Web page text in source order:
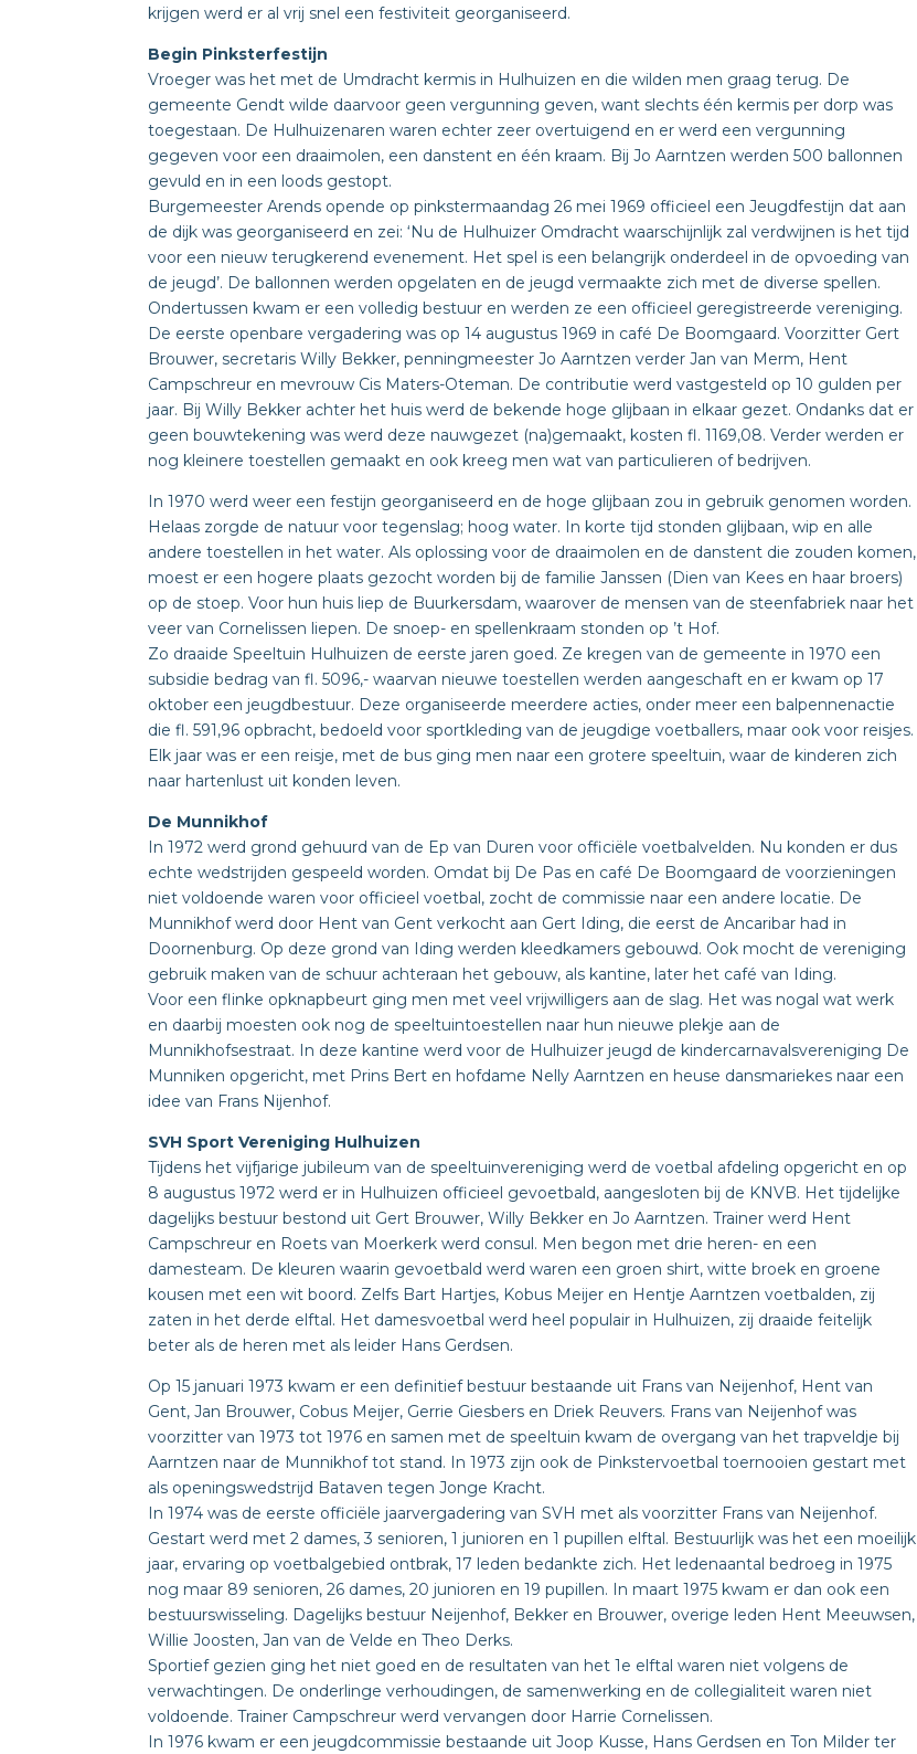
krijgen werd er al vrij snel een festiviteit georganiseerd.
Begin Pinksterfestijn
Vroeger was het met de Umdracht kermis in Hulhuizen en die wilden men graag terug. De
gemeente Gendt wilde daarvoor geen vergunning geven, want slechts één kermis per dorp was
toegestaan. De Hulhuizenaren waren echter zeer overtuigend en er werd een vergunning
gegeven voor een draaimolen, een danstent en één kraam. Bij Jo Aarntzen werden 500 ballonnen
gevuld en in een loods gestopt.
Burgemeester Arends opende op pinkstermaandag 26 mei 1969 officieel een Jeugdfestijn dat aan
de dijk was georganiseerd en zei: ‘Nu de Hulhuizer Omdracht waarschijnlijk zal verdwijnen is het tijd
voor een nieuw terugkerend evenement. Het spel is een belangrijk onderdeel in de opvoeding van
de jeugd’. De ballonnen werden opgelaten en de jeugd vermaakte zich met de diverse spellen.
Ondertussen kwam er een volledig bestuur en werden ze een officieel geregistreerde vereniging.
De eerste openbare vergadering was op 14 augustus 1969 in café De Boomgaard. Voorzitter Gert
Brouwer, secretaris Willy Bekker, penningmeester Jo Aarntzen verder Jan van Merm, Hent
Campschreur en mevrouw Cis Maters-Oteman. De contributie werd vastgesteld op 10 gulden per
jaar. Bij Willy Bekker achter het huis werd de bekende hoge glijbaan in elkaar gezet. Ondanks dat er
geen bouwtekening was werd deze nauwgezet (na)gemaakt, kosten fl. 1169,08. Verder werden er
nog kleinere toestellen gemaakt en ook kreeg men wat van particulieren of bedrijven.
In 1970 werd weer een festijn georganiseerd en de hoge glijbaan zou in gebruik genomen worden.
Helaas zorgde de natuur voor tegenslag; hoog water. In korte tijd stonden glijbaan, wip en alle
andere toestellen in het water. Als oplossing voor de draaimolen en de danstent die zouden komen,
moest er een hogere plaats gezocht worden bij de familie Janssen (Dien van Kees en haar broers)
op de stoep. Voor hun huis liep de Buurkersdam, waarover de mensen van de steenfabriek naar het
veer van Cornelissen liepen. De snoep- en spellenkraam stonden op ’t Hof.
Zo draaide Speeltuin Hulhuizen de eerste jaren goed. Ze kregen van de gemeente in 1970 een
subsidie bedrag van fl. 5096,- waarvan nieuwe toestellen werden aangeschaft en er kwam op 17
oktober een jeugdbestuur. Deze organiseerde meerdere acties, onder meer een balpennenactie
die fl. 591,96 opbracht, bedoeld voor sportkleding van de jeugdige voetballers, maar ook voor reisjes.
Elk jaar was er een reisje, met de bus ging men naar een grotere speeltuin, waar de kinderen zich
naar hartenlust uit konden leven.
De Munnikhof
In 1972 werd grond gehuurd van de Ep van Duren voor officiële voetbalvelden. Nu konden er dus
echte wedstrijden gespeeld worden. Omdat bij De Pas en café De Boomgaard de voorzieningen
niet voldoende waren voor officieel voetbal, zocht de commissie naar een andere locatie. De
Munnikhof werd door Hent van Gent verkocht aan Gert Iding, die eerst de Ancaribar had in
Doornenburg. Op deze grond van Iding werden kleedkamers gebouwd. Ook mocht de vereniging
gebruik maken van de schuur achteraan het gebouw, als kantine, later het café van Iding.
Voor een flinke opknapbeurt ging men met veel vrijwilligers aan de slag. Het was nogal wat werk
en daarbij moesten ook nog de speeltuintoestellen naar hun nieuwe plekje aan de
Munnikhofsestraat. In deze kantine werd voor de Hulhuizer jeugd de kindercarnavalsvereniging De
Munniken opgericht, met Prins Bert en hofdame Nelly Aarntzen en heuse dansmariekes naar een
idee van Frans Nijenhof.
SVH Sport Vereniging Hulhuizen
Tijdens het vijfjarige jubileum van de speeltuinvereniging werd de voetbal afdeling opgericht en op
8 augustus 1972 werd er in Hulhuizen officieel gevoetbald, aangesloten bij de KNVB. Het tijdelijke
dagelijks bestuur bestond uit Gert Brouwer, Willy Bekker en Jo Aarntzen. Trainer werd Hent
Campschreur en Roets van Moerkerk werd consul. Men begon met drie heren- en een
damesteam. De kleuren waarin gevoetbald werd waren een groen shirt, witte broek en groene
kousen met een wit boord. Zelfs Bart Hartjes, Kobus Meijer en Hentje Aarntzen voetbalden, zij
zaten in het derde elftal. Het damesvoetbal werd heel populair in Hulhuizen, zij draaide feitelijk
beter als de heren met als leider Hans Gerdsen.
Op 15 januari 1973 kwam er een definitief bestuur bestaande uit Frans van Neijenhof, Hent van
Gent, Jan Brouwer, Cobus Meijer, Gerrie Giesbers en Driek Reuvers. Frans van Neijenhof was
voorzitter van 1973 tot 1976 en samen met de speeltuin kwam de overgang van het trapveldje bij
Aarntzen naar de Munnikhof tot stand. In 1973 zijn ook de Pinkstervoetbal toernooien gestart met
als openingswedstrijd Bataven tegen Jonge Kracht.
In 1974 was de eerste officiële jaarvergadering van SVH met als voorzitter Frans van Neijenhof.
Gestart werd met 2 dames, 3 senioren, 1 junioren en 1 pupillen elftal. Bestuurlijk was het een moeilijk
jaar, ervaring op voetbalgebied ontbrak, 17 leden bedankte zich. Het ledenaantal bedroeg in 1975
nog maar 89 senioren, 26 dames, 20 junioren en 19 pupillen. In maart 1975 kwam er dan ook een
bestuurswisseling. Dagelijks bestuur Neijenhof, Bekker en Brouwer, overige leden Hent Meeuwsen,
Willie Joosten, Jan van de Velde en Theo Derks.
Sportief gezien ging het niet goed en de resultaten van het 1e elftal waren niet volgens de
verwachtingen. De onderlinge verhoudingen, de samenwerking en de collegialiteit waren niet
voldoende. Trainer Campschreur werd vervangen door Harrie Cornelissen.
In 1976 kwam er een jeugdcommissie bestaande uit Joop Kusse, Hans Gerdsen en Ton Milder ter